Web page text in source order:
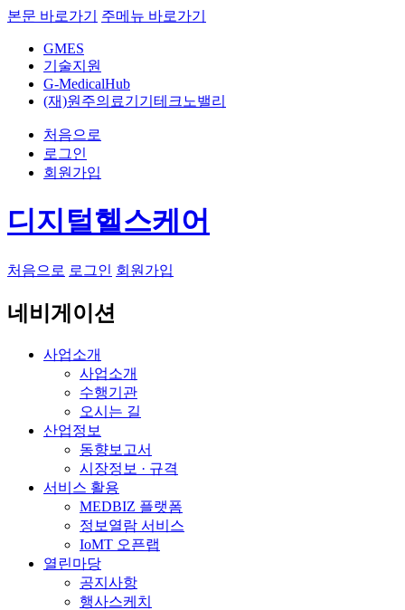
본문 바로가기 주메뉴 바로가기
GMES
기술지원
G-MedicalHub
(재)원주의료기기테크노밸리
처음으로
로그인
회원가입
디지털헬스케어
처음으로 로그인 회원가입
네비게이션
사업소개
사업소개
수행기관
오시는 길
산업정보
동향보고서
시장정보 · 규격
서비스 활용
MEDBIZ 플랫폼
정보열람 서비스
IoMT 오픈랩
열린마당
공지사항
행사스케치